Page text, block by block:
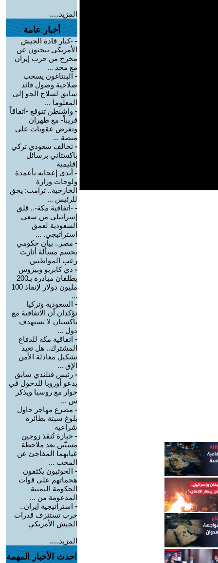
المزيد.....
أخبار عامة
- -كبار قادة الجيش
الأمريكي يبحثون عن
مخرج من حرب إيران
مع محد ...
- البنتاغون يسحب
صلاحية وصول قائد
سابق لسلاح الجو إلى
المعلوما ...
- واشنطن تتوقع -اتفاقاً
قريباً- مع طهران
وتفرض عقوبات على
منصة ...
- تحالف سعودي تركي
باكستاني برسائل
إقليمية
- أبدى إعجابه بأعمدة
ولوحات وزارة
الخارجية.. ترامب: يحق
للرئيس ...
- -اتفاقية مكة-.. قلق
إسرائيلي من سعي
السعودية لعمق
استراتيجي. ...
- مصر.. بيان حكومي
يحسم مسألة أثارت
رعب المواطنين
- دي كابريو وبيزوس
يطلقان مبادرة بـ200
مليون دولار لإنقاذ 100
...
- السعودية وتركيا
تؤكدان أن الاتفاقية مع
باكستان لا تستهدف
دول ...
- اتفاقية مكة للدفاع
المشترك.. هل تعيد
تشكيل معادلة الأمن
الإق ...
- رئيس فنلندي سابق
يدعو أوروبا للدخول في
حوار مع روسيا ويذكر
س ...
- مصرع مهاجر حاول
بلوغ سبتة بطائرة
شراعية
- خبازة تُنقذ زوجين
مسنّين بعد ملاحظة
غيابهما المفاجئ عن
المخب ...
- الحوثيون يكثفون
هجماتهم على قوات
الحكومة اليمنية
المدعومة من ...
- استراتيجية إيران..
حرب تستنزف قدرات
الجيش الأمريكي
المزيد.....
احدث الأخبار المهمة